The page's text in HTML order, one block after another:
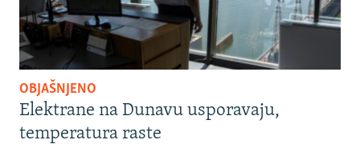
OBJAŠNJENO
Elektrane na Dunavu usporavaju,
temperatura raste